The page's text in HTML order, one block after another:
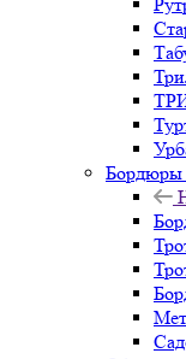
Бордюры